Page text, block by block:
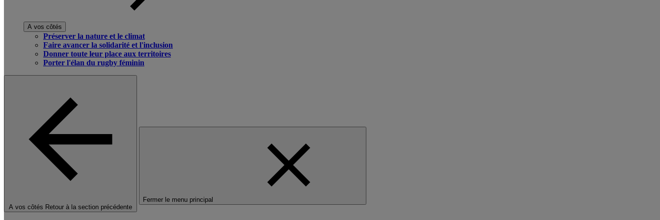
A vos côtés
Préserver la nature et le climat
Faire avancer la solidarité et l'inclusion
Donner toute leur place aux territoires
Porter l'élan du rugby féminin
A vos côtés Retour à la section précédente
Fermer le menu principal